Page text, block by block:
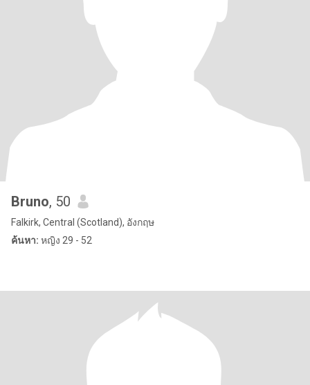
Bruno, 50
Falkirk, Central (Scotland), อังกฤษ
ค้นหา: หญิง 29 - 52